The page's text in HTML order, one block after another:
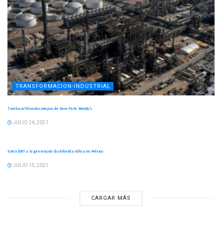
TRANSFORMACION-INDUSTRIAL
Tumba calificación compra de Deer Park: Moody’s
JULIO 26, 2021
Entra EWT a la generación distribuida eólica en México
JULIO 15, 2021
CARGAR MÁS